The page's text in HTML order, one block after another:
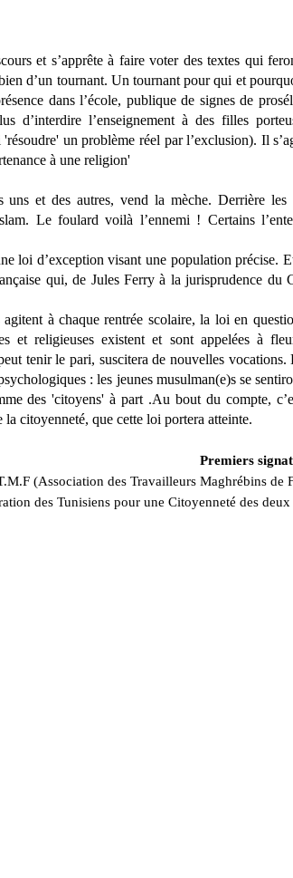
et s’apprête à faire voter des textes qui
d’un tournant. Un tournant pour qui et
dans l’école, publique de signes de
d’interdire l’enseignement à des filles
un problème réel par l’exclusion). Il
à une religion'
uns et des autres, vend la mèche. Derrière les
Le foulard voilà l’ennemi ! Certains
loi d’exception visant une population précise.
qui, de Jules Ferry à la jurisprudence du
à chaque rentrée scolaire, la loi en
et religieuses existent et sont appelées à
tenir le pari, suscitera de nouvelles vocations.
: les jeunes musulman(e)s se
des 'citoyens' à part .Au bout du compte,
citoyenneté, que cette loi portera atteinte.
Premiers
(Association des Travailleurs Maghrébins de
des Tunisiens pour une Citoyenneté des